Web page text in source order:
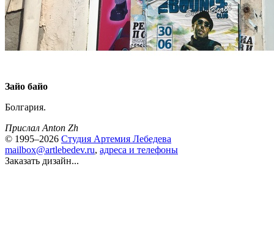
Зайо байо
Болгария.
Прислал Anton Zh
© 1995–2026 Студия Артемия Лебедева
mailbox@artlebedev.ru, адреса и телефоны
Заказать дизайн...